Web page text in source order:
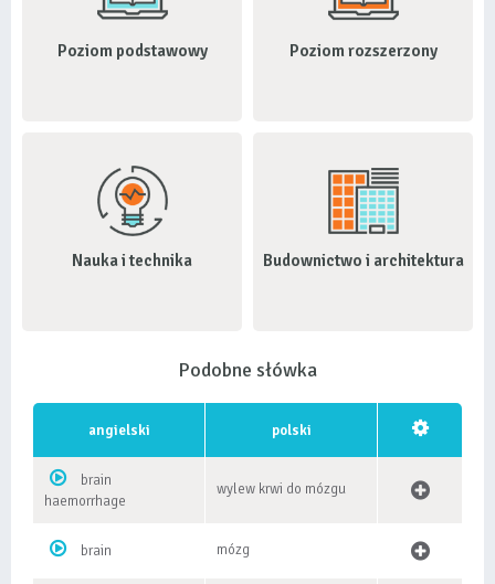
Poziom podstawowy Poziom rozszerzony
Nauka i technika Budownictwo i architektura
Podobne słówka
angielski polski
brain
haemorrhage
wylew krwi do mózgu
brain mózg